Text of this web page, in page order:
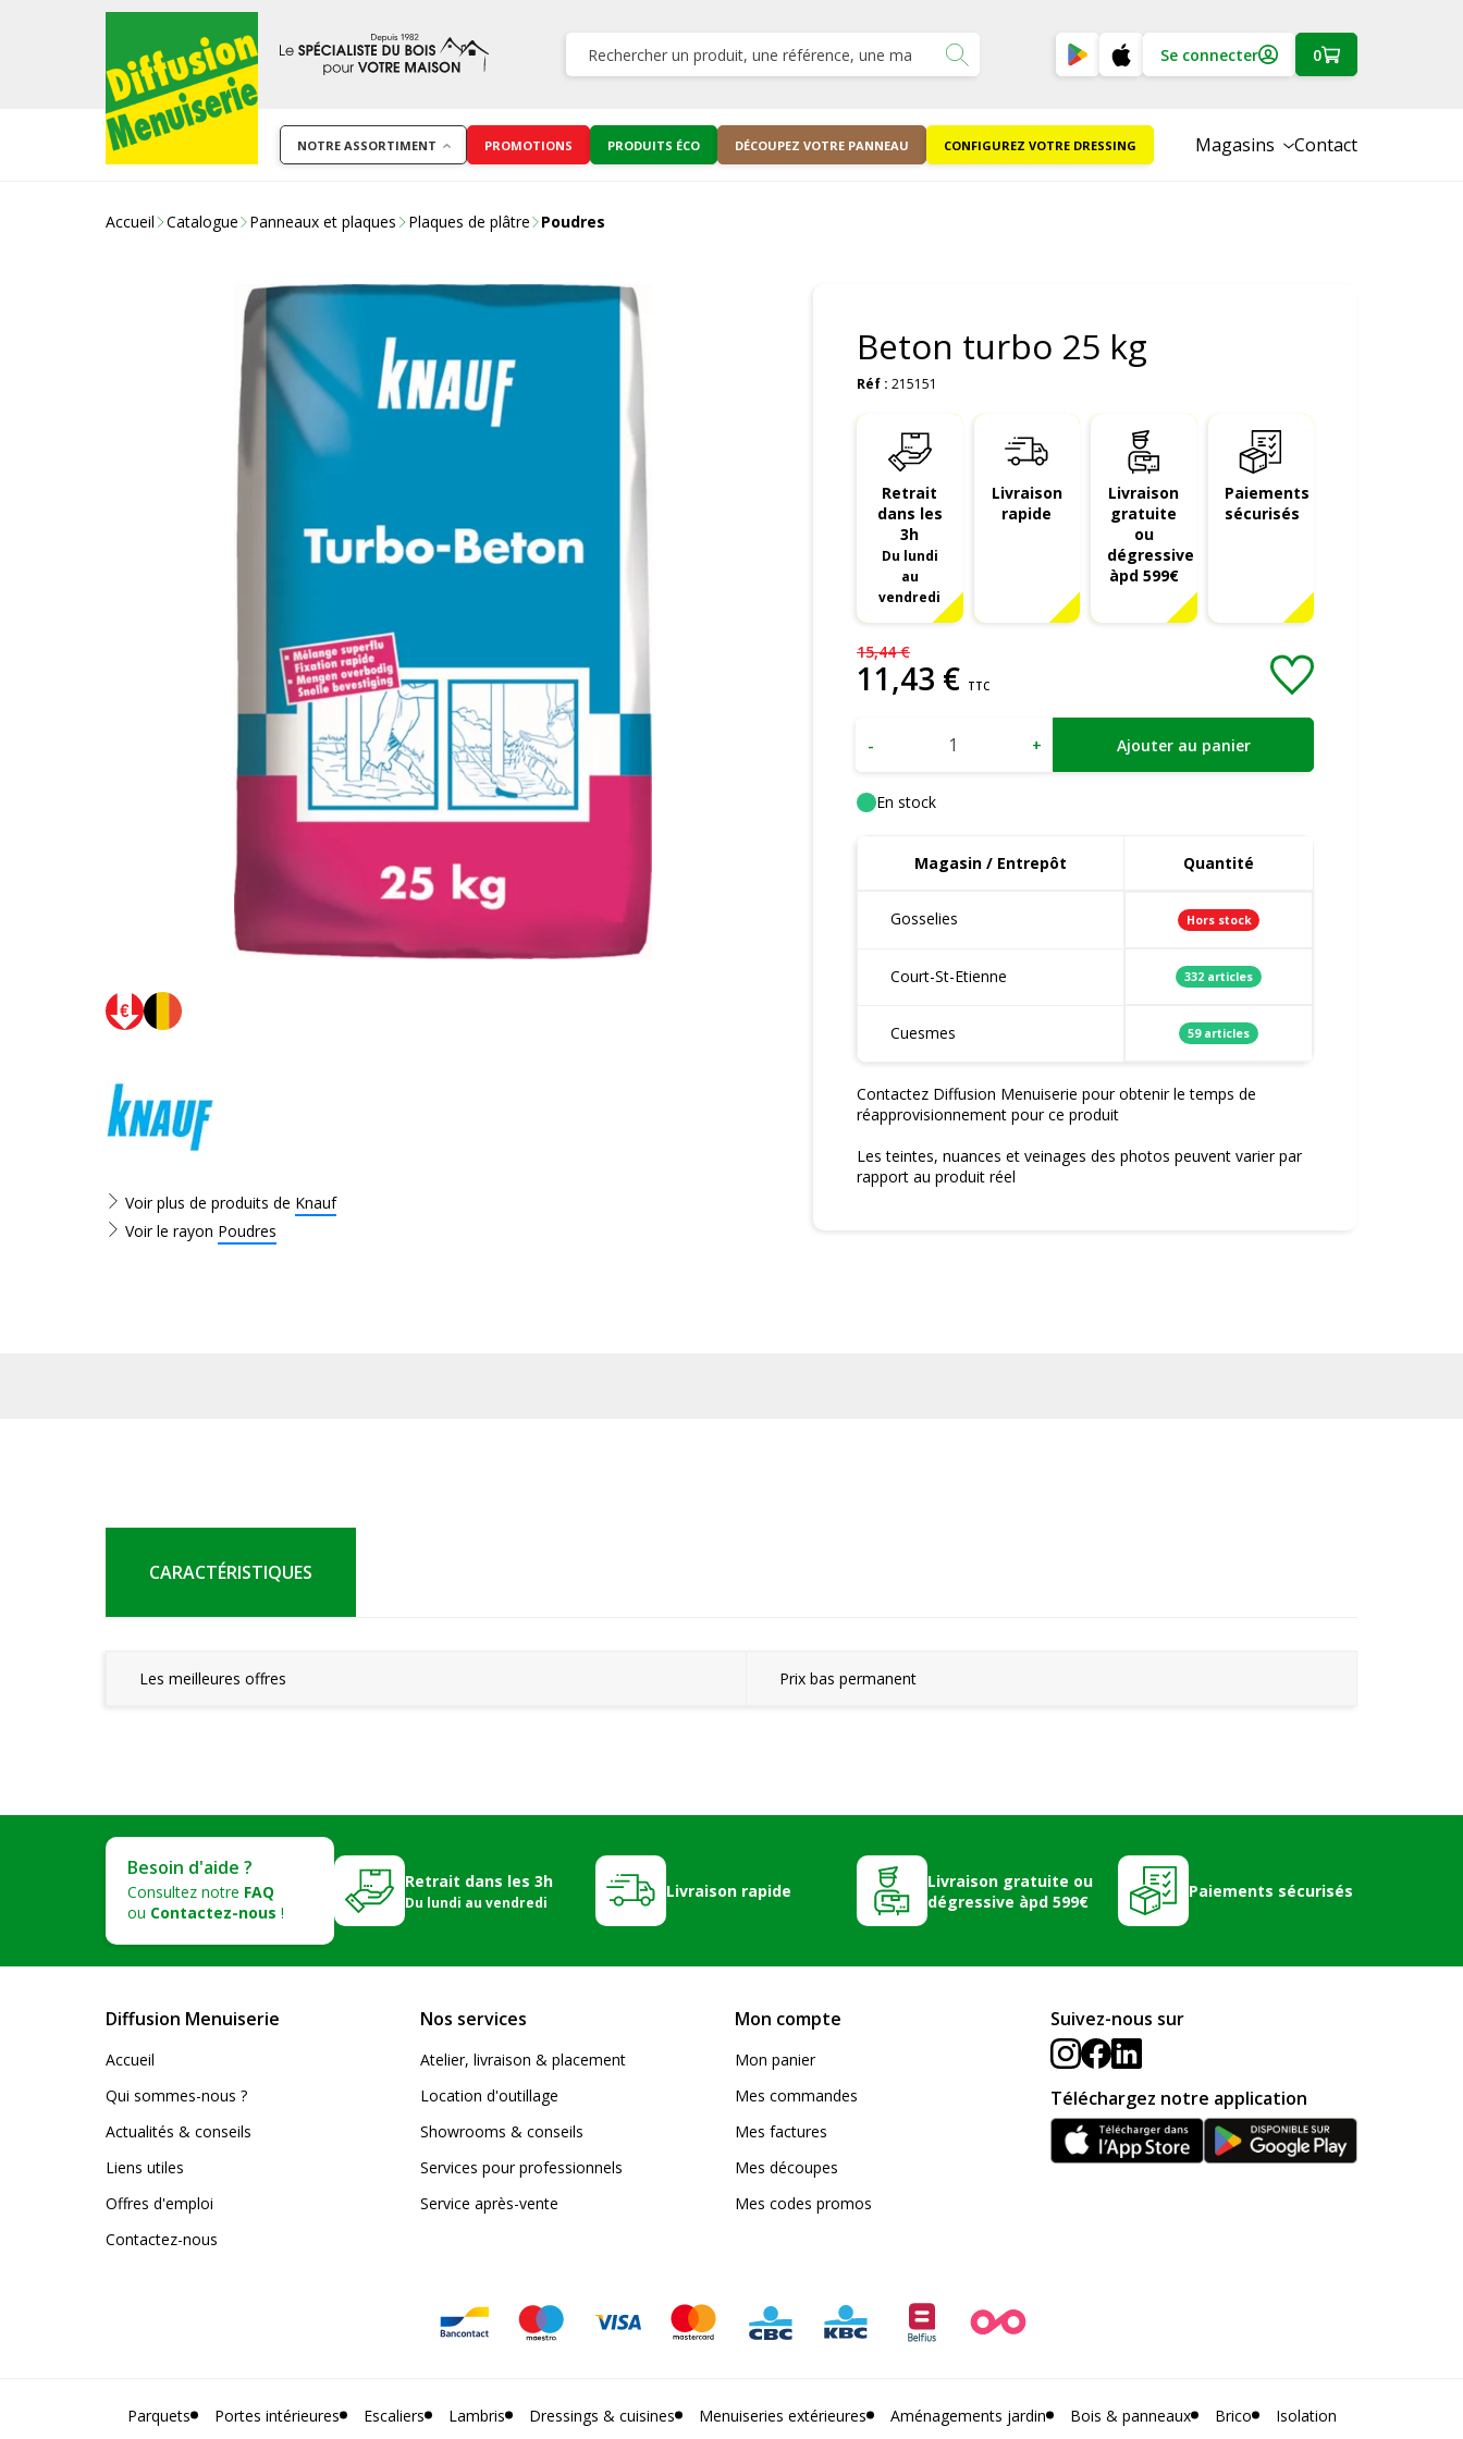
Se connecter 0
NOTRE ASSORTIMENT PROMOTIONS PRODUITS ÉCO DÉCOUPEZ VOTRE PANNEAU CONFIGUREZ VOTRE DRESSING Magasins Contact
Accueil Catalogue Panneaux et plaques Plaques de plâtre Poudres
Voir plus de produits de Knauf
Voir le rayon Poudres
Beton turbo 25 kg
Réf : 215151
Retrait
dans les
3h
Du lundi
au
vendredi
Livraison
rapide
Livraison
gratuite
ou
dégressive
àpd 599€
Paiements
sécurisés
15,44€
11,43 € TTC
- + Ajouter au panier
En stock
Magasin / Entrepôt Quantité
Gosselies Hors stock
Court-St-Etienne 332 articles
Cuesmes 59 articles
Contactez Diffusion Menuiserie pour obtenir le temps de
réapprovisionnement pour ce produit
Les teintes, nuances et veinages des photos peuvent varier par
rapport au produit réel
CARACTÉRISTIQUES
Les meilleures offres Prix bas permanent
Besoin d'aide ?
Consultez notre FAQ
ou Contactez-nous !
Retrait dans les 3h
Du lundi au vendredi
Livraison rapide
Livraison gratuite ou
dégressive àpd 599€
Paiements sécurisés
Diffusion Menuiserie
Accueil
Qui sommes-nous ?
Actualités & conseils
Liens utiles
Offres d'emploi
Contactez-nous
Nos services
Atelier, livraison & placement
Location d'outillage
Showrooms & conseils
Services pour professionnels
Service après-vente
Mon compte
Mon panier
Mes commandes
Mes factures
Mes découpes
Mes codes promos
Suivez-nous sur
Téléchargez notre application
Parquets Portes intérieures Escaliers Lambris Dressings & cuisines Menuiseries extérieures Aménagements jardin Bois & panneaux Brico Isolation